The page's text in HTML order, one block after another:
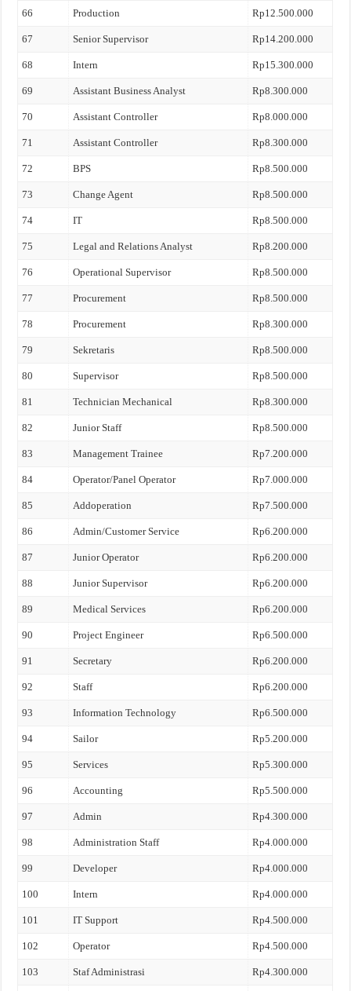
66 Production Rp12.500.000
67 Senior Supervisor Rp14.200.000
68 Intern Rp15.300.000
69 Assistant Business Analyst Rp8.300.000
70 Assistant Controller Rp8.000.000
71 Assistant Controller Rp8.300.000
72 BPS Rp8.500.000
73 Change Agent Rp8.500.000
74 IT Rp8.500.000
75 Legal and Relations Analyst Rp8.200.000
76 Operational Supervisor Rp8.500.000
77 Procurement Rp8.500.000
78 Procurement Rp8.300.000
79 Sekretaris Rp8.500.000
80 Supervisor Rp8.500.000
81 Technician Mechanical Rp8.300.000
82 Junior Staff Rp8.500.000
83 Management Trainee Rp7.200.000
84 Operator/Panel Operator Rp7.000.000
85 Addoperation Rp7.500.000
86 Admin/Customer Service Rp6.200.000
87 Junior Operator Rp6.200.000
88 Junior Supervisor Rp6.200.000
89 Medical Services Rp6.200.000
90 Project Engineer Rp6.500.000
91 Secretary Rp6.200.000
92 Staff Rp6.200.000
93 Information Technology Rp6.500.000
94 Sailor Rp5.200.000
95 Services Rp5.300.000
96 Accounting Rp5.500.000
97 Admin Rp4.300.000
98 Administration Staff Rp4.000.000
99 Developer Rp4.000.000
100 Intern Rp4.000.000
101 IT Support Rp4.500.000
102 Operator Rp4.500.000
103 Staf Administrasi Rp4.300.000